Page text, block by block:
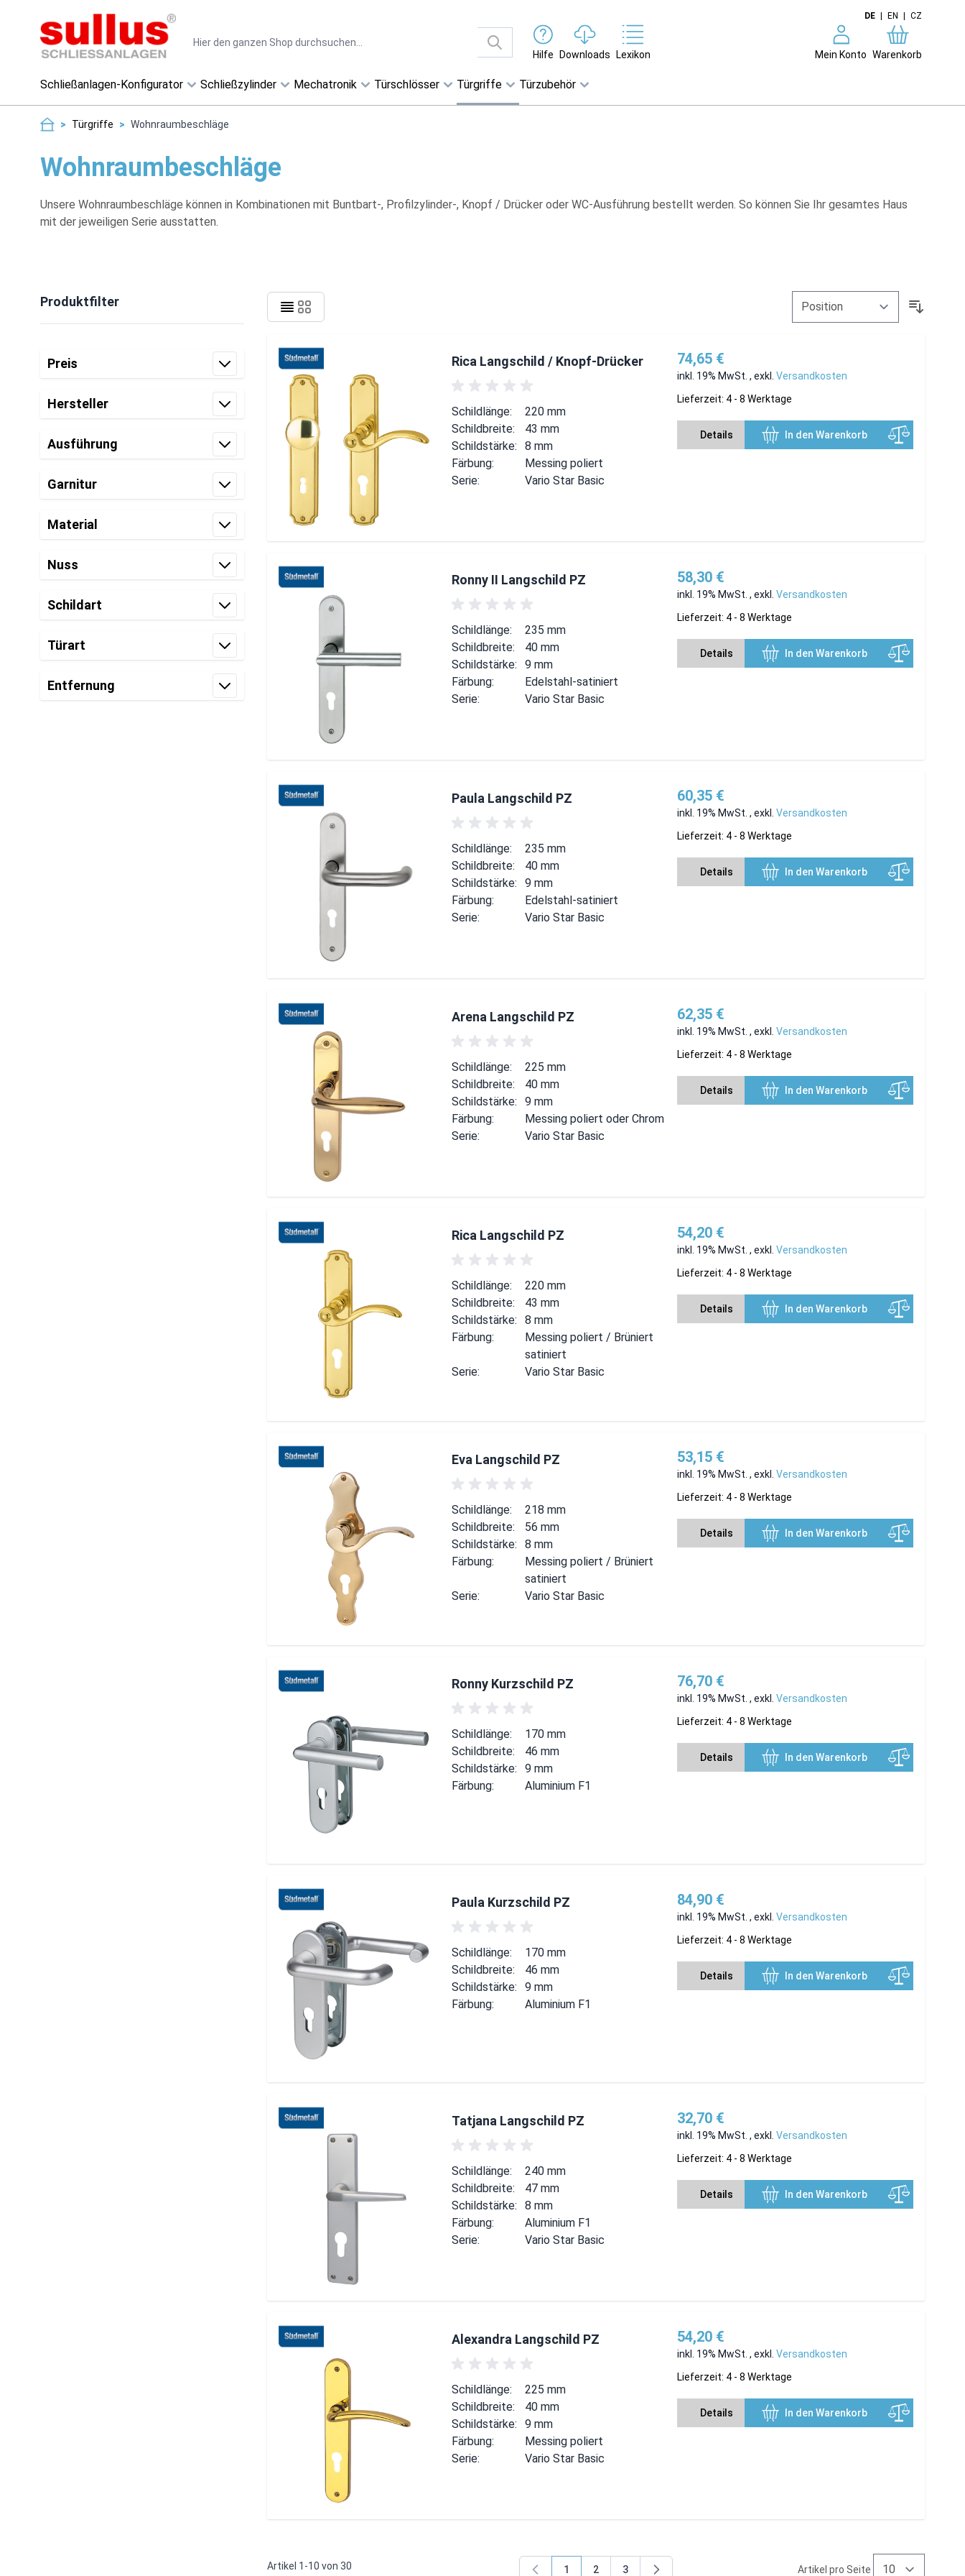
DE EN CZ
Hilfe
Downloads Lexikon Mein Konto Warenkorb
Schließanlagen-Konfigurator Schließzylinder Mechatronik Türschlösser Türgriffe Türzubehör
> Türgriffe > Wohnraumbeschläge
Wohnraumbeschläge
Unsere Wohnraumbeschläge können in Kombinationen mit Buntbart-, Profilzylinder-, Knopf / Drücker oder WC-Ausführung bestellt werden. So können Sie Ihr gesamtes Haus
mit der jeweiligen Serie ausstatten.
Produktfilter
Preis
Hersteller
Ausführung
Garnitur
Material
Nuss
Schildart
Türart
Entfernung
Rica Langschild / Knopf-Drücker
Schildlänge:
220 mm
Schildbreite:
43 mm
Schildstärke:
8 mm
Färbung:
Messing poliert
Serie:
Vario Star Basic
74,65 €
inkl. 19% MwSt. , exkl. Versandkosten
Lieferzeit: 4 - 8 Werktage
Details In den Warenkorb
Ronny II Langschild PZ
Schildlänge:
235 mm
Schildbreite:
40 mm
Schildstärke:
9 mm
Färbung:
Edelstahl-satiniert
Serie:
Vario Star Basic
58,30 €
inkl. 19% MwSt. , exkl. Versandkosten
Lieferzeit: 4 - 8 Werktage
Details In den Warenkorb
Paula Langschild PZ
Schildlänge:
235 mm
Schildbreite:
40 mm
Schildstärke:
9 mm
Färbung:
Edelstahl-satiniert
Serie:
Vario Star Basic
60,35 €
inkl. 19% MwSt. , exkl. Versandkosten
Lieferzeit: 4 - 8 Werktage
Details In den Warenkorb
Arena Langschild PZ
Schildlänge:
225 mm
Schildbreite:
40 mm
Schildstärke:
9 mm
Färbung:
Messing poliert oder Chrom
Serie:
Vario Star Basic
62,35 €
inkl. 19% MwSt. , exkl. Versandkosten
Lieferzeit: 4 - 8 Werktage
Details In den Warenkorb
Rica Langschild PZ
Schildlänge:
220 mm
Schildbreite:
43 mm
Schildstärke:
8 mm
Färbung:
Messing poliert / Brüniert
satiniert
Serie:
Vario Star Basic
54,20 €
inkl. 19% MwSt. , exkl. Versandkosten
Lieferzeit: 4 - 8 Werktage
Details In den Warenkorb
Eva Langschild PZ
Schildlänge:
218 mm
Schildbreite:
56 mm
Schildstärke:
8 mm
Färbung:
Messing poliert / Brüniert
satiniert
Serie:
Vario Star Basic
53,15 €
inkl. 19% MwSt. , exkl. Versandkosten
Lieferzeit: 4 - 8 Werktage
Details In den Warenkorb
Ronny Kurzschild PZ
Schildlänge:
170 mm
Schildbreite:
46 mm
Schildstärke:
9 mm
Färbung:
Aluminium F1
76,70 €
inkl. 19% MwSt. , exkl. Versandkosten
Lieferzeit: 4 - 8 Werktage
Details In den Warenkorb
Paula Kurzschild PZ
Schildlänge:
170 mm
Schildbreite:
46 mm
Schildstärke:
9 mm
Färbung:
Aluminium F1
84,90 €
inkl. 19% MwSt. , exkl. Versandkosten
Lieferzeit: 4 - 8 Werktage
Details In den Warenkorb
Tatjana Langschild PZ
Schildlänge:
240 mm
Schildbreite:
47 mm
Schildstärke:
8 mm
Färbung:
Aluminium F1
Serie:
Vario Star Basic
32,70 €
inkl. 19% MwSt. , exkl. Versandkosten
Lieferzeit: 4 - 8 Werktage
Details In den Warenkorb
Alexandra Langschild PZ
Schildlänge:
225 mm
Schildbreite:
40 mm
Schildstärke:
9 mm
Färbung:
Messing poliert
Serie:
Vario Star Basic
54,20 €
inkl. 19% MwSt. , exkl. Versandkosten
Lieferzeit: 4 - 8 Werktage
Details In den Warenkorb
Artikel 1 -10 von 30 1 2 3 Artikel pro Seite